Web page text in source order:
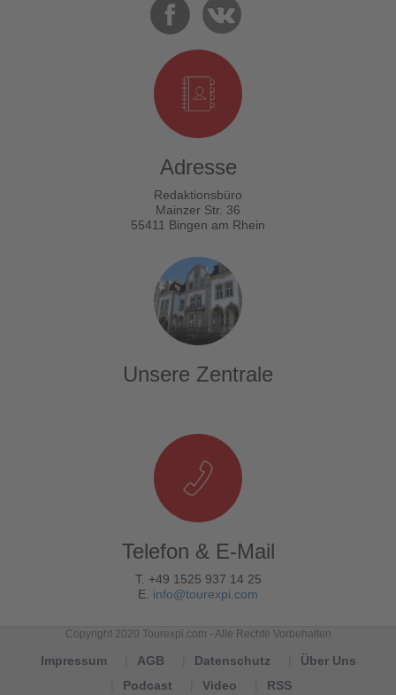
Adresse
Redaktionsbüro
Mainzer Str. 36
55411 Bingen am Rhein
Unsere Zentrale
Telefon & E-Mail
T. +49 1525 937 14 25
E. info@tourexpi.com
Copyright 2020 Tourexpi.com - Alle Rechte Vorbehalten
Impressum AGB Datenschutz
Über Uns
Podcast
Video RSS